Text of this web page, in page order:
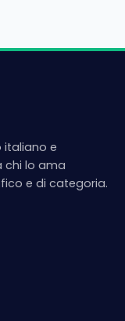
italiano e
chi lo ama
e di categoria.